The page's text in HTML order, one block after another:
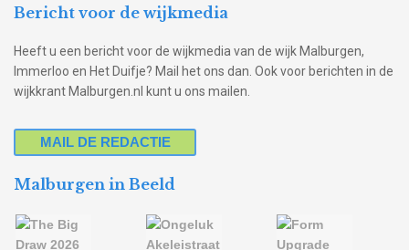
Bericht voor de wijkmedia
Heeft u een bericht voor de wijkmedia van de wijk Malburgen,
Immerloo en Het Duifje? Mail het ons dan. Ook voor berichten in de
wijkkrant Malburgen.nl kunt u ons mailen.
MAIL DE REDACTIE
Malburgen in Beeld